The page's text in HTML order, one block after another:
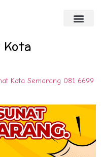
Kota Semarang 081 6699